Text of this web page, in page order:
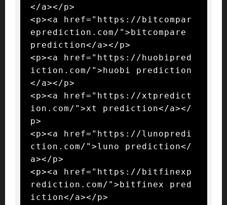
</a></p>
<p><a href="https://bitcompar
eprediction.com/">bitcompare
prediction</a></p>
<p><a href="https://huobipred
iction.com/">huobi prediction
</a></p>
<p><a href="https://xtpredict
ion.com/">xt prediction</a></
p>
<p><a href="https://lunopredi
ction.com/">luno prediction</
a></p>
<p><a href="https://bitfinexp
rediction.com/">bitfinex pred
iction</a></p>